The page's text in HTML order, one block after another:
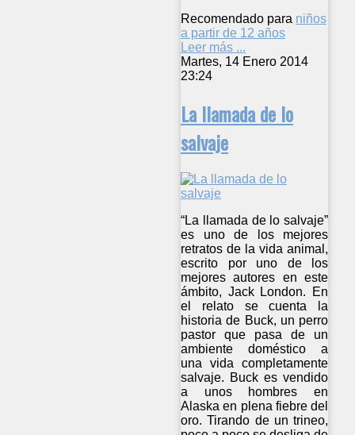
Recomendado para niños
a partir de 12 años
Leer más ...
Martes, 14 Enero 2014
23:24
La llamada de lo
salvaje
“La llamada de lo salvaje”
es uno de los mejores
retratos de la vida animal,
escrito por uno de los
mejores autores en este
ámbito, Jack London. En
el relato se cuenta la
historia de Buck, un perro
pastor que pasa de un
ambiente doméstico a
una vida completamente
salvaje. Buck es vendido
a unos hombres en
Alaska en plena fiebre del
oro. Tirando de un trineo,